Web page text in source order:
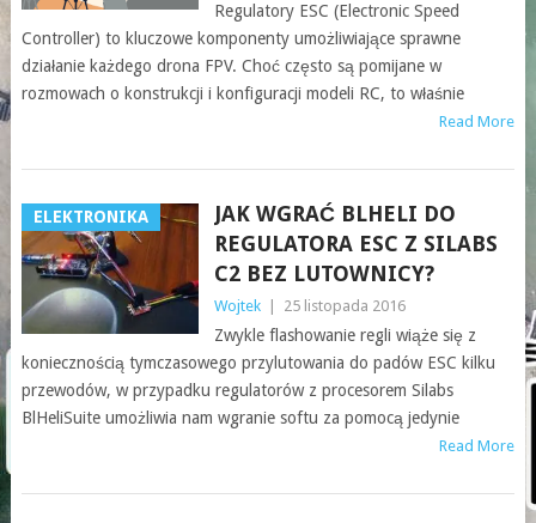
Regulatory ESC (Electronic Speed
Controller) to kluczowe komponenty umożliwiające sprawne
działanie każdego drona FPV. Choć często są pomijane w
rozmowach o konstrukcji i konfiguracji modeli RC, to właśnie
Read More
ELEKTRONIKA
JAK WGRAĆ BLHELI DO
REGULATORA ESC Z SILABS
C2 BEZ LUTOWNICY?
Wojtek 25 listopada 2016
Zwykle flashowanie regli wiąże się z
koniecznością tymczasowego przylutowania do padów ESC kilku
przewodów, w przypadku regulatorów z procesorem Silabs
BlHeliSuite umożliwia nam wgranie softu za pomocą jedynie
Read More